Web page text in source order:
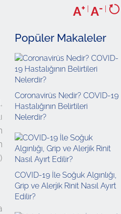
A+ | A- |
Popüler Makaleler
Coronavirüs Nedir? COVID-19
Hastalığının Belirtileri
Nelerdir?
COVID-19 İle Soğuk Algınlığı,
Grip ve Alerjik Rinit Nasıl Ayırt
Edilir?